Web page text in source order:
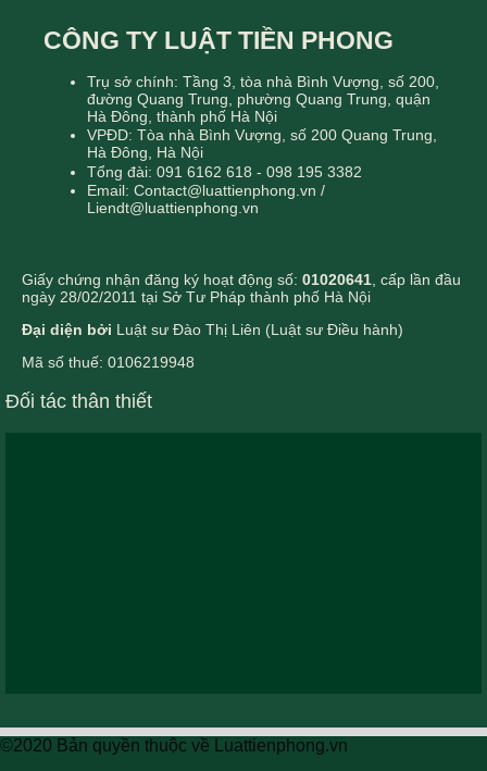
CÔNG TY LUẬT TIỀN PHONG
Trụ sở chính: Tầng 3, tòa nhà Bình Vượng, số 200,
đường Quang Trung, phường Quang Trung, quận
Hà Đông, thành phố Hà Nội
VPĐD: Tòa nhà Bình Vượng, số 200 Quang Trung,
Hà Đông, Hà Nội
Tổng đài: 091 6162 618 - 098 195 3382
Email: Contact@luattienphong.vn /
Liendt@luattienphong.vn
Giấy chứng nhận đăng ký hoạt động số: 01020641 , cấp lần đầu
ngày 28/02/2011 tại Sở Tư Pháp thành phố Hà Nội
Đại diện bởi Luật sư Đào Thị Liên (Luật sư Điều hành)
Mã số thuế: 0106219948
Đối tác thân thiết
©2020 Bản quyền thuộc về Luattienphong.vn